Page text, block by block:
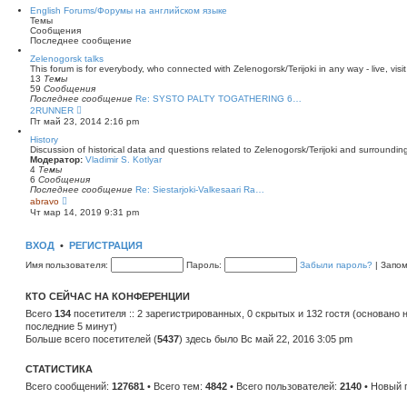
н
е
у
с
о
б
щ
е
н
и
ю
й
и
к
п
о
с
е
д
н
е
с
о
б
щ
н
English Forums/Форумы на английском языке
Темы
Сообщения
Последнее сообщение
Zelenogorsk talks
This forum is for everybody, who connected with Zelenogorsk/Terijoki in any way - live,
13 Темы
59 Сообщения
Последнее сообщение Re: SYSTO PALTY TOGATHERING 6…
2RUNNER
е
р
й
т
к
п
с
л
н
м
о
б
щ
е
ю
Пт май 23, 2014 2:16 pm
History
Discussion of historical data and questions related to Zelenogorsk/Terijoki and
Модератор: Vladimir S. Kotlyar
4 Темы
6 Сообщения
Последнее сообщение Re: Siestarjoki-Valkesaari Ra…
abravo
е
р
т
к
о
с
л
е
д
н
у
о
Чт мар 14, 2019 9:31 pm
ВХОД • РЕГИСТРАЦИЯ
Имя пользователя: Пароль: Забыли пароль? |
КТО СЕЙЧАС НА КОНФЕРЕНЦИИ
Всего 134 посетителя :: 2 зарегистрированных, 0 скрытых и 132 гостя (основано
последние 5 минут)
Больше всего посетителей (5437) здесь было Вс май 22, 2016 3:05 pm
СТАТИСТИКА
Всего сообщений: 127681 • Всего тем: 4842 • Всего пользователей: 2140 • Новый